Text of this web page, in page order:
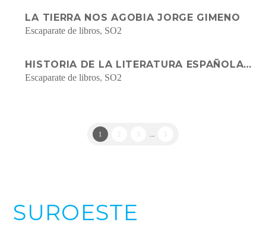
LA TIERRA NOS AGOBIA JORGE GIMENO
Escaparate de libros, SO2
HISTORIA DE LA LITERATURA ESPAÑOLA DIRIGIDA POR JOSÉ-CARLOS MAINER
Escaparate de libros, SO2
1 3 5
SUROESTE